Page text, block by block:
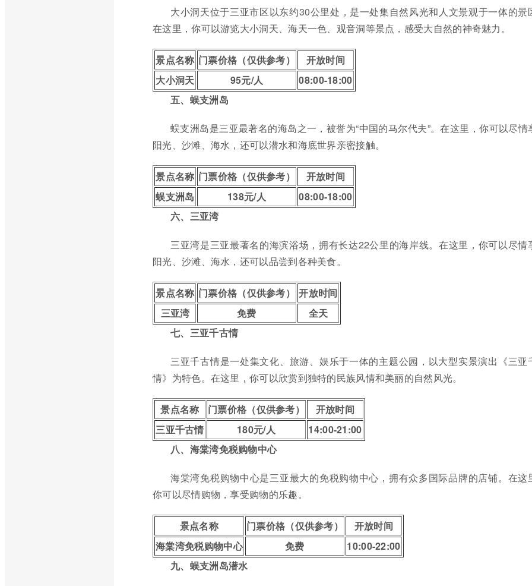
大小洞天位于三亚市区以东约30公里处，是一处集自然风光和人文景观于一体的景
在这里，你可以游览大小洞天、海天一色、观音洞等景点，感受大自然的神奇魅力。
景点名称 门票价格（仅供参考）
开放时间
大小洞天
95元/人
08:00-18:00
五、蜈支洲岛
蜈支洲岛是三亚最著名的海岛之一，被誉为“中国的马尔代夫”。在这里，你可以尽情
阳光、沙滩、海水，还可以潜水和海底世界亲密接触。
景点名称 门票价格（仅供参考）
开放时间
蜈支洲岛
138元/人
08:00-18:00
六、三亚湾
三亚湾是三亚最著名的海滨浴场，拥有长达22公里的海岸线。在这里，你可以尽情
阳光、沙滩、海水，还可以品尝到各种美食。
景点名称 门票价格（仅供参考）
开放时间
三亚湾
免费
全天
七、三亚千古情
三亚千古情是一处集文化、旅游、娱乐于一体的主题公园，以大型实景演出《三亚
情》为特色。在这里，你可以欣赏到独特的民族风情和美丽的自然风光。
景点名称 门票价格（仅供参考）
开放时间
三亚千古情
180元/人
14:00-21:00
八、海棠湾免税购物中心
海棠湾免税购物中心是三亚最大的免税购物中心，拥有众多国际品牌的店铺。在这
你可以尽情购物，享受购物的乐趣。
景点名称 门票价格（仅供参考）
开放时间
海棠湾免税购物中心
免费
10:00-22:00
九、蜈支洲岛潜水